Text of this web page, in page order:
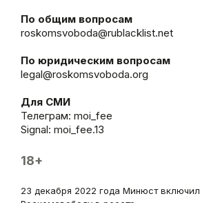
По общим вопросам
roskomsvoboda@rublacklist.net
По юридическим вопросам
legal@roskomsvoboda.org
Для СМИ
Телеграм: moi_fee
Signal: moi_fee.13
18+
23 декабря 2022 года Минюст включил